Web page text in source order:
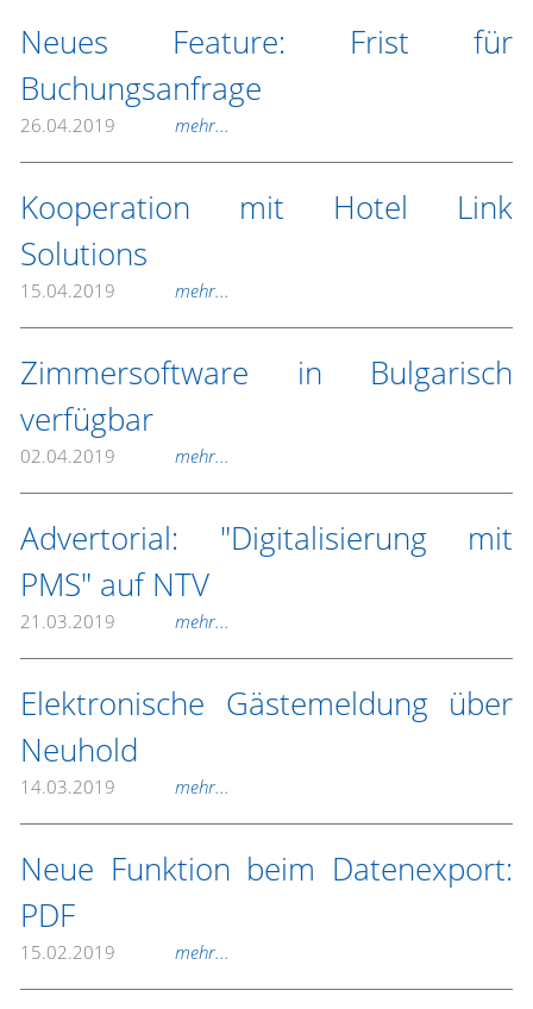
Neues Feature: Frist für
Buchungsanfrage
26.04.2019 mehr...
Kooperation mit Hotel Link
Solutions
15.04.2019 mehr...
Zimmersoftware in Bulgarisch
verfügbar
02.04.2019 mehr...
Advertorial: "Digitalisierung mit
PMS" auf NTV
21.03.2019 mehr...
Elektronische Gästemeldung über
Neuhold
14.03.2019 mehr...
Neue Funktion beim Datenexport:
PDF
15.02.2019 mehr...